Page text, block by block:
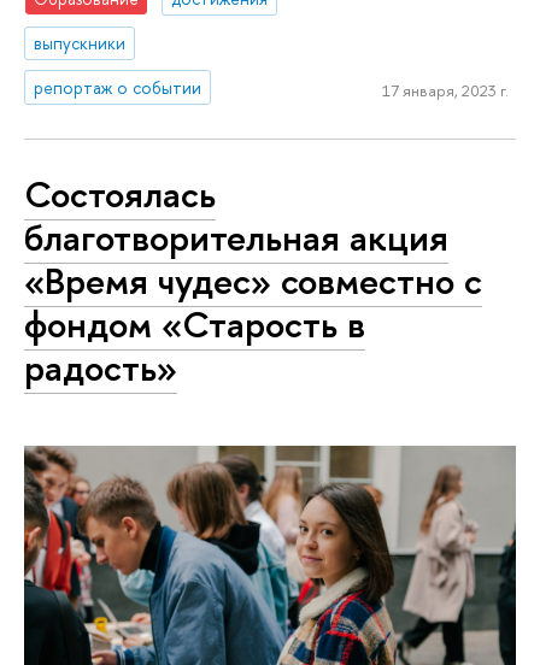
выпускники
репортаж о событии
17 января, 2023 г.
Состоялась
благотворительная акция
«Время чудес» совместно с
фондом «Старость в
радость»